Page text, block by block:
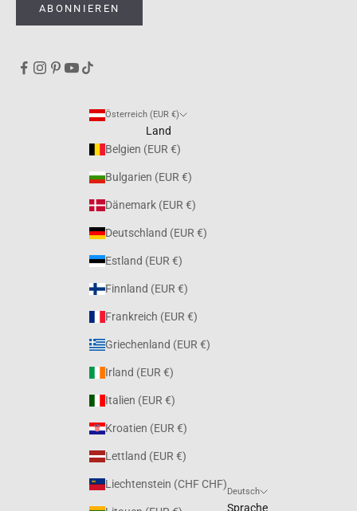
ABONNIEREN
Österreich (EUR €)
Land
Belgien (EUR €)
Bulgarien (EUR €)
Dänemark (EUR €)
Deutschland (EUR €)
Estland (EUR €)
Finnland (EUR €)
Frankreich (EUR €)
Griechenland (EUR €)
Irland (EUR €)
Italien (EUR €)
Kroatien (EUR €)
Lettland (EUR €)
Liechtenstein (CHF CHF)
Deutsch
Sprache